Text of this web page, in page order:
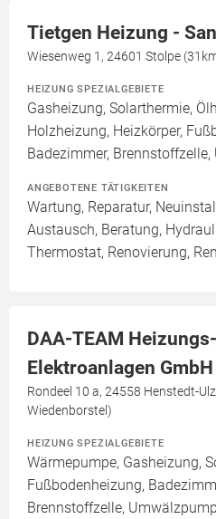
Tietgen Heizung -
Wiesenweg 1, 24601 Stolpe
HEIZUNG SPEZIALGEBIETE
Gasheizung, Solarthermie,
Holzheizung, Heizkörper,
Badezimmer,
ANGEBOTENE TÄTIGKEITEN
Wartung, Reparatur,
Austausch, Beratung,
Thermostat, Renovierung,
DAA-TEAM
Elektroanlagen GmbH
Rondeel 10 a, 24558 Henstedt-
Wiedenborstel)
HEIZUNG SPEZIALGEBIETE
Wärmepumpe, Gasheizung,
Fußbodenheizung,
Brennstoffzelle,